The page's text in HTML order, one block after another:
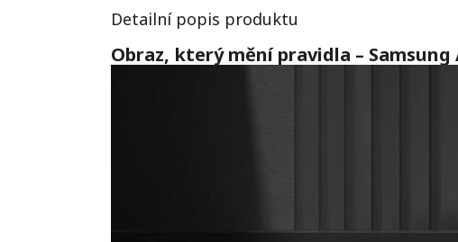
Detailní popis produktu
Obraz, který mění pravidla – Samsung